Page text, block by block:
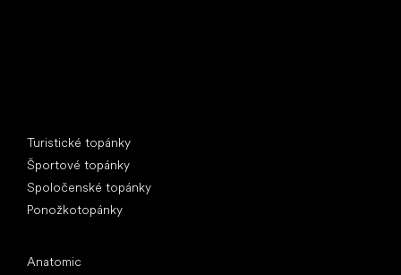
Turistické topánky
Športové topánky
Spoločenské topánky
Ponožkotopánky
Anatomic